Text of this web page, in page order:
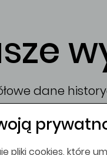
dane
2027
usługa
pliki cookies, które